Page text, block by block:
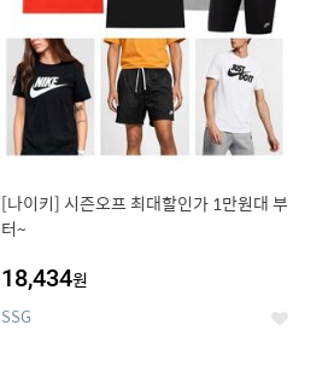
[나이키] 시즌오프 최대할인가 1만원대 부
터~
18,434원
SSG 좋